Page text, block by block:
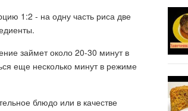
1:2 - на одну часть риса две
займет около 20-30 минут в
еще несколько минут в режиме
блюдо или в качестве